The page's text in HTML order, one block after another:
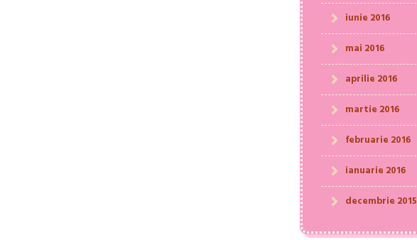
iunie 2016
mai 2016
aprilie 2016
martie 2016
februarie 2016
ianuarie 2016
decembrie 2015